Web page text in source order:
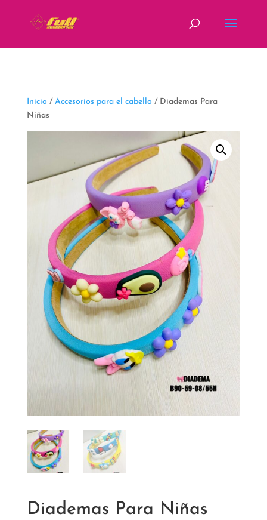
Inicio / Accesorios para el cabello / Diademas Para
Niñas
Diademas Para Niñas